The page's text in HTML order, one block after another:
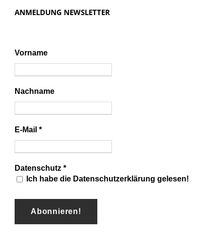
ANMELDUNG NEWSLETTER
Vorname
Nachname
E-Mail *
Datenschutz *
Ich habe die Datenschutzerklärung gelesen!